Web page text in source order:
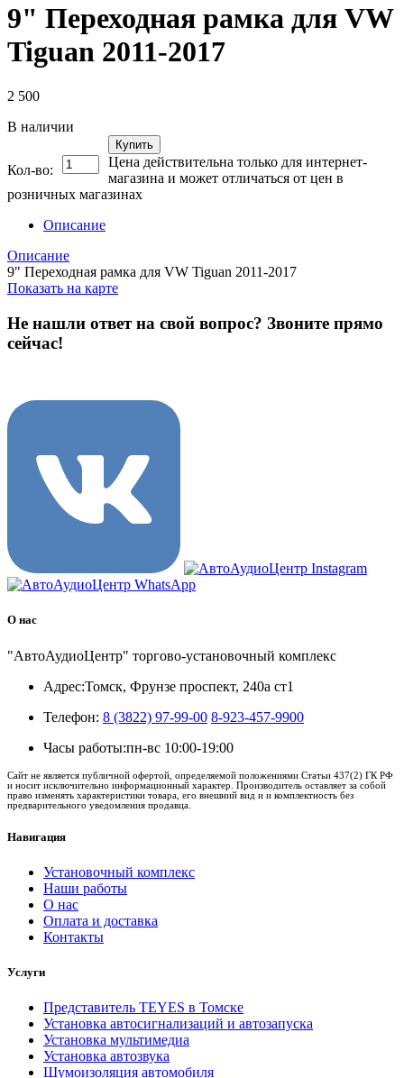
9" Переходная рамка для VW
Tiguan 2011-2017
2 500
В наличии
Кол-во:
Купить
Цена действительна только для интернет-
магазина и может отличаться от цен в
розничных магазинах
Описание
Описание
9" Переходная рамка для VW Tiguan 2011-2017
Показать на карте
Не нашли ответ на свой вопрос? Звоните прямо
сейчас!
О нас
"АвтоАудиоЦентр" торгово-установочный комплекс
Адрес:Томск, Фрунзе проспект, 240а ст1
Телефон: 8 (3822) 97-99-00 8-923-457-9900
Часы работы:пн-вс 10:00-19:00
Сайт не является публичной офертой, определяемой положениями Статьи 437(2) ГК РФ
и носит исключительно информационный характер. Производитель оставляет за собой
право изменять характеристики товара, его внешний вид и и комплектность без
предварительного уведомления продавца.
Навигация
Установочный комплекс
Наши работы
О нас
Оплата и доставка
Контакты
Услуги
Представитель TEYES в Томске
Установка автосигнализаций и автозапуска
Установка мультимедиа
Установка автозвука
Шумоизоляция автомобиля